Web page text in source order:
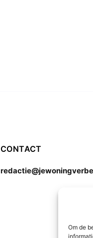
Om de
CONTACT